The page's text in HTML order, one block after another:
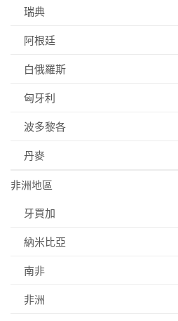
瑞典
阿根廷
白俄羅斯
匈牙利
波多黎各
丹麥
非洲地區
牙買加
納米比亞
南非
非洲